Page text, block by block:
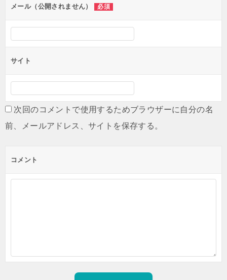
メール（公開されません） 必須
サイト
次回のコメントで使用するためブラウザーに自分の名
前、メールアドレス、サイトを保存する。
コメント